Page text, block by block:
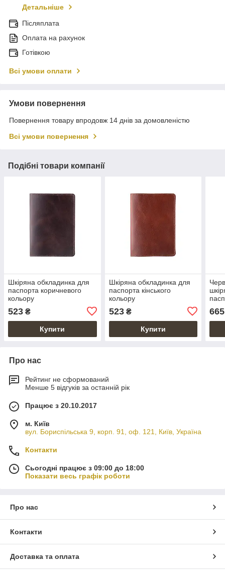
Детальніше
Післяплата
Оплата на рахунок
Готівкою
Всі умови оплати
Умови повернення
Повернення товару впродовж 14 днів за домовленістю
Всі умови повернення
Подібні товари компанії
Шкіряна обкладинка для
паспорта коричневого
кольору
523 ₴
Купити
Шкіряна обкладинка для
паспорта кінського
кольору
523₴
Купити
665
Про нас
Рейтинг не сформований
Менше 5 відгуків за останній рік
Працює з 20.10.2017
м. Київ
вул. Бориспільська 9, корп. 91, оф. 121, Київ, Україна
Контакти
Сьогодні працює з 09:00 до 18:00
Показати весь графік роботи
Про нас
Контакти
Доставка та оплата